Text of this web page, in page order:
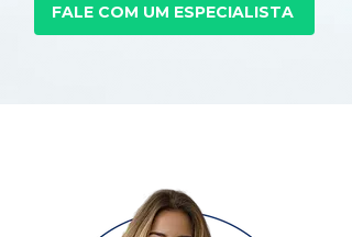
FALE COM UM ESPECIALISTA